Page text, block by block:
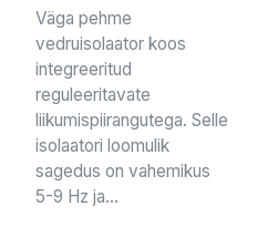
Väga pehme
vedruisolaator koos
integreeritud
reguleeritavate
liikumispiirangutega. Selle
isolaatori loomulik
sagedus on vahemikus
5-9 Hz ja...